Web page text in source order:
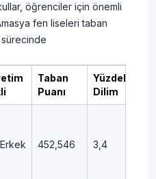
öğrenciler için önemli
fen liseleri taban
Taban
Puanı
Yüzdelik
Dilim
452,546 3,4